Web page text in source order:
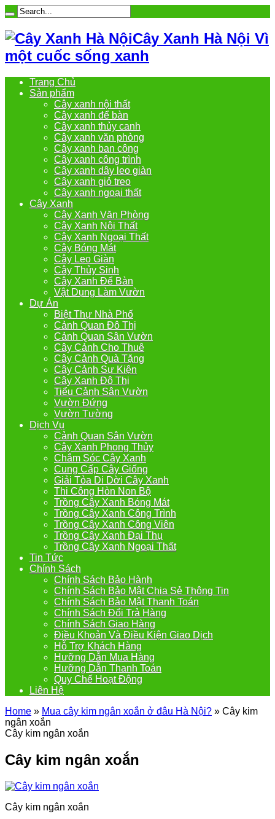
Cây Xanh Hà Nội Vì
một cuốc sống xanh
Trang Chủ
Sản phẩm
Cây xanh nội thất
Cây xanh để bàn
Cây xanh thủy canh
Cây xanh văn phòng
Cây xanh ban công
Cây xanh công trình
Cây xanh dây leo giàn
Cây xanh giỏ treo
Cây xanh ngoại thất
Cây Xanh
Cây Xanh Văn Phòng
Cây Xanh Nội Thất
Cây Xanh Ngoại Thất
Cây Bóng Mát
Cây Leo Giàn
Cây Thủy Sinh
Cây Xanh Để Bàn
Vật Dụng Làm Vườn
Dự Án
Biệt Thự Nhà Phố
Cảnh Quan Đô Thị
Cảnh Quan Sân Vườn
Cây Cảnh Cho Thuê
Cây Cảnh Quà Tặng
Cây Cảnh Sự Kiện
Cây Xanh Đô Thị
Tiểu Cảnh Sân Vườn
Vườn Đứng
Vườn Tường
Dịch Vụ
Cảnh Quan Sân Vườn
Cây Xanh Phong Thủy
Chắm Sóc Cây Xanh
Cung Cấp Cây Giống
Giải Tỏa Di Dời Cây Xanh
Thi Công Hòn Non Bộ
Trồng Cây Xanh Bóng Mát
Trồng Cây Xanh Công Trình
Trồng Cây Xanh Công Viên
Trồng Cây Xanh Đại Thụ
Trồng Cây Xanh Ngoại Thất
Tin Tức
Chính Sách
Chính Sách Bảo Hành
Chính Sách Bảo Mật Chia Sẻ Thông Tin
Chính Sách Bảo Mật Thanh Toán
Chính Sách Đổi Trả Hàng
Chính Sách Giao Hàng
Điều Khoản Và Điều Kiện Giao Dịch
Hỗ Trợ Khách Hàng
Hưỡng Dẫn Mua Hàng
Hưỡng Dẫn Thanh Toán
Quy Chế Hoạt Động
Liên Hệ
Home » Mua cây kim ngân xoắn ở đâu Hà Nội? » Cây kim
ngân xoắn
Cây kim ngân xoắn
Cây kim ngân xoắn
Cây kim ngân xoắn